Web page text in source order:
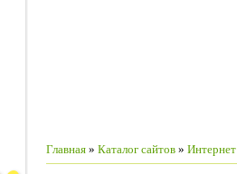
Главная » Каталог сайтов » Интернет